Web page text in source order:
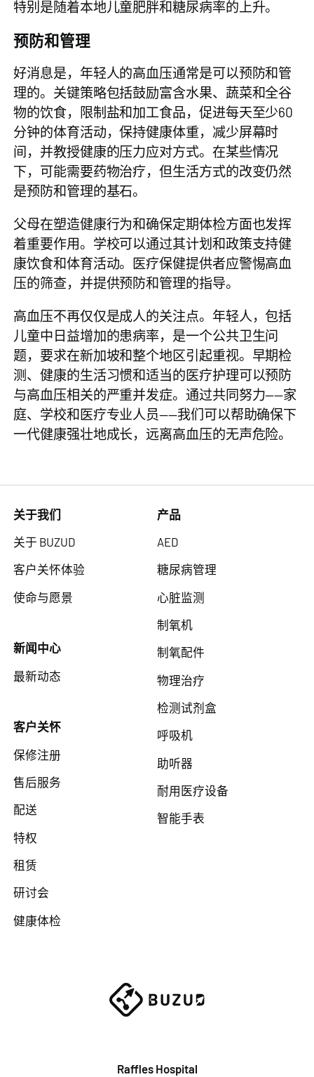
特别是随着本地儿童肥胖和糖尿病率的上升。
预防和管理
好消息是，年轻人的高血压通常是可以预防和管
理的。关键策略包括鼓励富含水果、蔬菜和全谷
物的饮食，限制盐和加工食品，促进每天至少60
分钟的体育活动，保持健康体重，减少屏幕时
间，并教授健康的压力应对方式。在某些情况
下，可能需要药物治疗，但生活方式的改变仍然
是预防和管理的基石。
父母在塑造健康行为和确保定期体检方面也发挥
着重要作用。学校可以通过其计划和政策支持健
康饮食和体育活动。医疗保健提供者应警惕高血
压的筛查，并提供预防和管理的指导。
高血压不再仅仅是成人的关注点。年轻人，包括
儿童中日益增加的患病率，是一个公共卫生问
题，要求在新加坡和整个地区引起重视。早期检
测、健康的生活习惯和适当的医疗护理可以预防
与高血压相关的严重并发症。通过共同努力——家
庭、学校和医疗专业人员——我们可以帮助确保下
一代健康强壮地成长，远离高血压的无声危险。
关于我们
关于 BUZUD
客户关怀体验
使命与愿景
新闻中心
最新动态
客户关怀
保修注册
售后服务
配送
特权
租赁
研讨会
健康体检
产品
AED
糖尿病管理
心脏监测
制氧机
制氧配件
物理治疗
检测试剂盒
呼吸机
助听器
耐用医疗设备
智能手表
Raffles Hospital